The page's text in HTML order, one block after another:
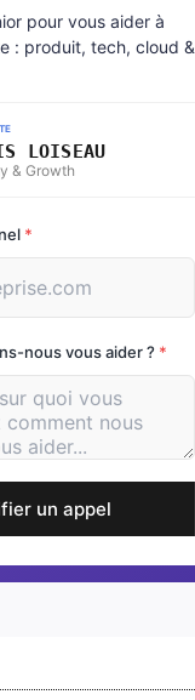
pour vous aider à
: produit, tech, cloud &
LOISEAU
& Growth
*
nous vous aider ? *
un appel